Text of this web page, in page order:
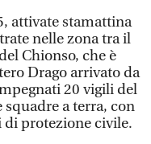
attivate stamattina
nelle zona tra il
Chionso, che è
Drago arrivato da
20 vigili del
a terra, con
di protezione civile.